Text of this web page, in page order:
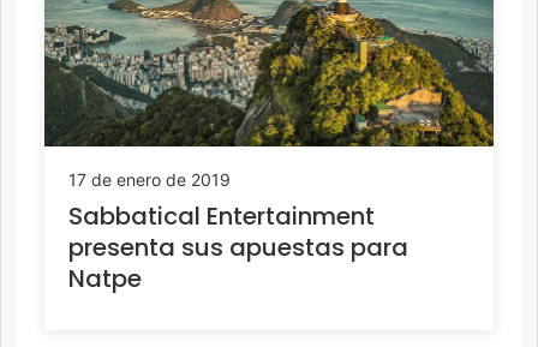
17 de enero de 2019
Sabbatical Entertainment
presenta sus apuestas para
Natpe